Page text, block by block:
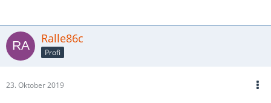
Ralle86c
Profi
23. Oktober 2019